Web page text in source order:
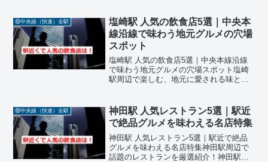
⑩中央線（快速）全駅
塩崎駅 人気の飲食店5選｜中央本
線沿線で味わう地元グルメの穴場
スポット
塩崎駅 人気の飲食店5選｜中央本線沿線
で味わう地元グルメの穴場スポット塩崎
駅周辺で楽しむ、地元に愛される味とシ
ーク甲斐双葉などの商業施設が集まる便
利なエリアです。駅周辺...
⑩中央線（快速）全駅
神田駅 人気レストラン5選｜駅近
で絶品グルメを味わえる名店特集
神田駅 人気レストラン5選｜駅近で絶品
グルメを味わえる名店特集神田駅周辺で
話題のレストランを厳選紹介！神田駅周